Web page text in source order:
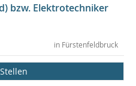
bzw. Elektrotechniker
in Fürstenfeldbruck